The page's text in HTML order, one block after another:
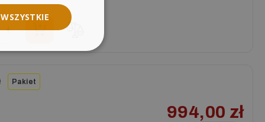
+
Pakiet
994,00 zł